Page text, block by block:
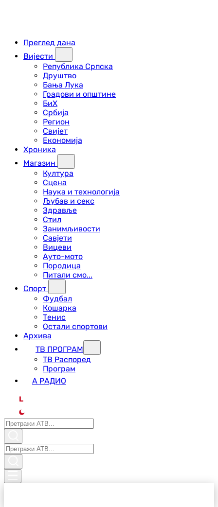
Преглед дана
Вијести
Република Српска
Друштво
Бања Лука
Градови и општине
БиХ
Србија
Регион
Свијет
Економија
Хроника
Магазин
Култура
Сцена
Наука и технологија
Љубав и секс
Здравље
Стил
Занимљивости
Савјети
Вицеви
Ауто-мото
Породица
Питали смо...
Спорт
Фудбал
Кошарка
Тенис
Остали спортови
Архива
ТВ ПРОГРАМ
ТВ Распоред
Програм
А РАДИО
L